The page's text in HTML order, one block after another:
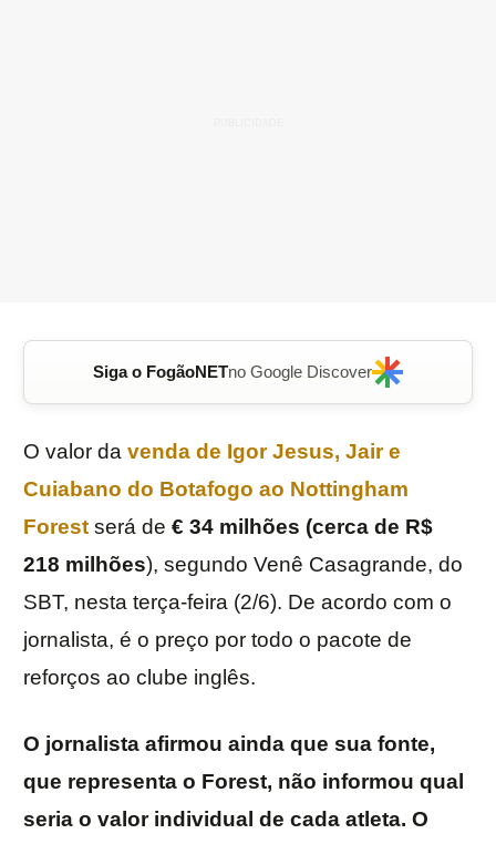
Siga o FogãoNETno Google Discover
O valor da venda de Igor Jesus, Jaire
Cuiabano do Botafogo ao Nottingham
Forest será de € 34 milhões (cerca de R$
218 milhões), segundo Venê Casagrande, do
SBT, nesta terça-feira (2/6). De acordo com o
jornalista, é o preço por todo o pacote de
reforços ao clube inglês.
O jornalista afirmou ainda que sua fonte,
que representa o Forest, não informou qual
seria o valor individual de cada atleta. O